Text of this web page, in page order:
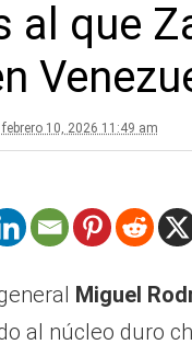
al que
febrero 10, 2026 11:49 am
Miguel
al núcleo duro